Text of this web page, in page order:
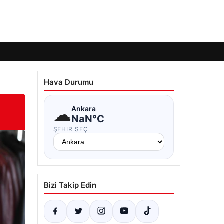
Hava Durumu
☁Ankara
NaN°C
ŞEHIR SEÇ
Bizi Takip Edin